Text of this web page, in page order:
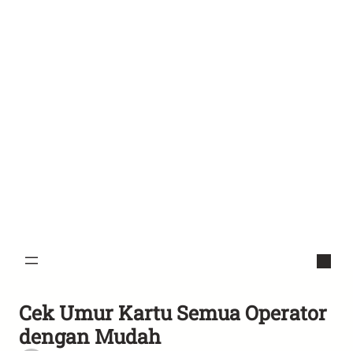
Cek Umur Kartu Semua Operator
dengan Mudah